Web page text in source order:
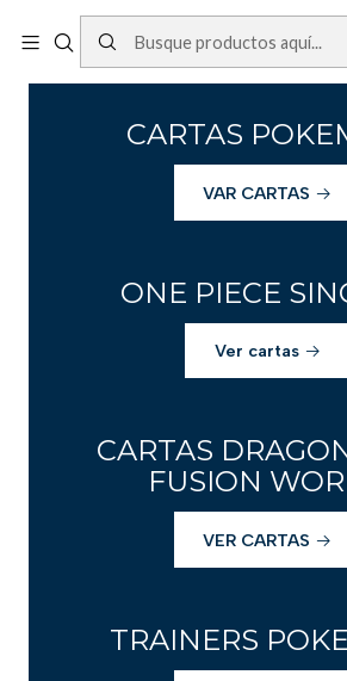
CARTAS
VAR CARTAS
ONE PIECE
Ver cartas
CARTAS
FUSION
VER CARTAS
TRAINERS